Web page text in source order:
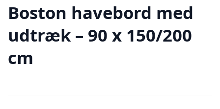
Boston havebord med
udtræk – 90 x 150/200
cm